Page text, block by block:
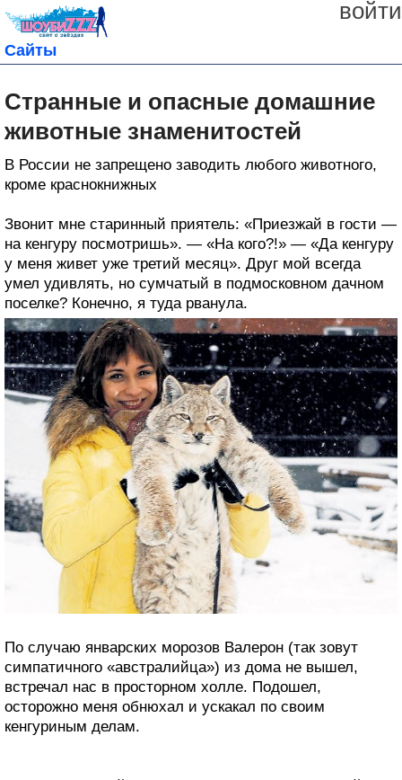
войти
Сайты
Странные и опасные домашние
животные знаменитостей
В России не запрещено заводить любого животного,
кроме краснокнижных
Звонит мне старинный приятель: «Приезжай в гости —
на кенгуру посмотришь». — «На кого?!» — «Да кенгуру
у меня живет уже третий месяц». Друг мой всегда
умел удивлять, но сумчатый в подмосковном дачном
поселке? Конечно, я туда рванула.
По случаю январских морозов Валерон (так зовут
симпатичного «австралийца») из дома не вышел,
встречал нас в просторном холле. Подошел,
осторожно меня обнюхал и ускакал по своим
кенгуриным делам.